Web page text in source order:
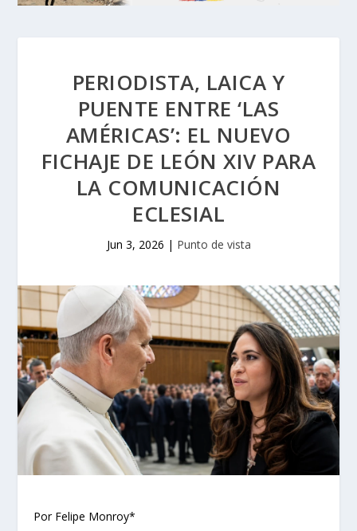
PERIODISTA, LAICA Y
PUENTE ENTRE ‘LAS
AMÉRICAS’: EL NUEVO
FICHAJE DE LEÓN XIV PARA
LA COMUNICACIÓN
ECLESIAL
Jun 3, 2026 | Punto de vista
Por Felipe Monroy*